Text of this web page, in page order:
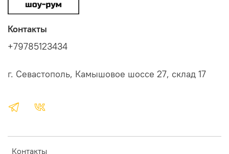
Контакты
Контакты
+79785123434
г. Севастополь, Камышовое шоссе 27, склад 17